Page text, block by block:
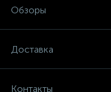
Обзоры
Доставка
Контакты